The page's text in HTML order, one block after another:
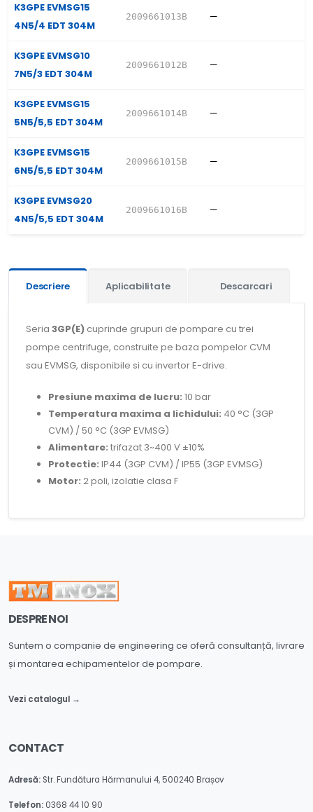
K3GPE EVMSG15
4N5/4 EDT 304M
2009661013B —
K3GPE EVMSG10
7N5/3 EDT 304M
2009661012B —
K3GPE EVMSG15
5N5/5,5 EDT 304M
2009661014B —
K3GPE EVMSG15
6N5/5,5 EDT 304M
2009661015B —
K3GPE EVMSG20
4N5/5,5 EDT 304M
2009661016B —
Descriere Aplicabilitate Descarcari
Seria 3GP(E) cuprinde grupuri de pompare cu trei
pompe centrifuge, construite pe baza pompelor CVM
sau EVMSG, disponibile si cu invertor E-drive.
Presiune maxima de lucru: 10 bar
Temperatura maxima a lichidului: 40 °C (3GP
CVM) / 50 °C (3GP EVMSG)
Alimentare: trifazat 3~400 V ±10%
Protectie: IP44 (3GP CVM) / IP55 (3GP EVMSG)
Motor: 2 poli, izolatie clasa F
DESPRE NOI
Suntem o companie de engineering ce oferă consultanță, livrare
și montarea echipamentelor de pompare.
Vezi catalogul →
CONTACT
Adresă: Str. Fundătura Hărmanului 4, 500240 Brașov
Telefon: 0368 44 10 90